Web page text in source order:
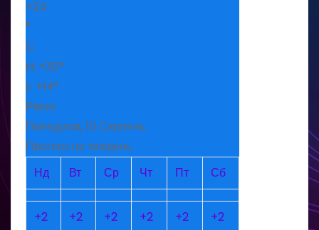
+24
°
C
H: +30°
L: +14°
Рівне
Понеділок, 10 Серпень
Прогноз на тиждень
Нд
Вт Ср Чт Пт Сб
+2
+2
+2
+2
+2
+2